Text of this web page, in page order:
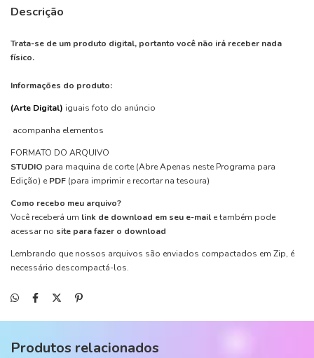
Descrição
Trata-se de um produto digital, portanto você não irá receber nada
físico.
Informações do produto:
(Arte Digital) iguais foto do anúncio
acompanha elementos
FORMATO DO ARQUIVO
STUDIO para maquina de corte (Abre Apenas neste Programa para
Edição) e PDF (para imprimir e recortar na tesoura)
Como recebo meu arquivo?
Você receberá um link de download em seu e-mail e também pode
acessar no site para fazer o download
Lembrando que nossos arquivos são enviados compactados em Zip, é
necessário descompactá-los.
Produtos relacionados